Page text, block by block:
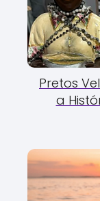
Pretos
a